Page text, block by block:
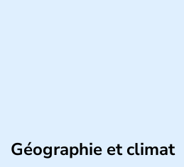
Géographie et climat